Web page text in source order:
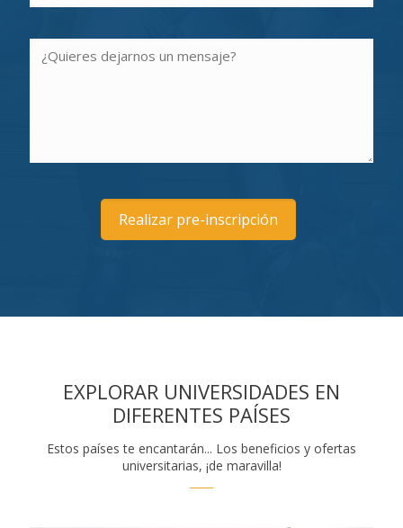
EXPLORAR UNIVERSIDADES EN
DIFERENTES PAÍSES
Estos países te encantarán... Los beneficios y ofertas
universitarias, ¡de maravilla!